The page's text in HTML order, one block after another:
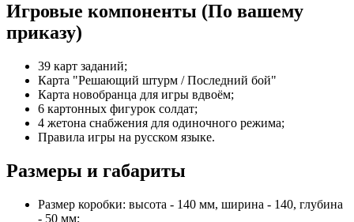
Игровые компоненты (По вашему
приказу)
39 карт заданий;
Карта "Решающий штурм / Последний бой"
Карта новобранца для игры вдвоём;
6 картонных фигурок солдат;
4 жетона снабжения для одиночного режима;
Правила игры на русском языке.
Размеры и габариты
Размер коробки: высота - 140 мм, ширина - 140, глубина
- 50 мм;